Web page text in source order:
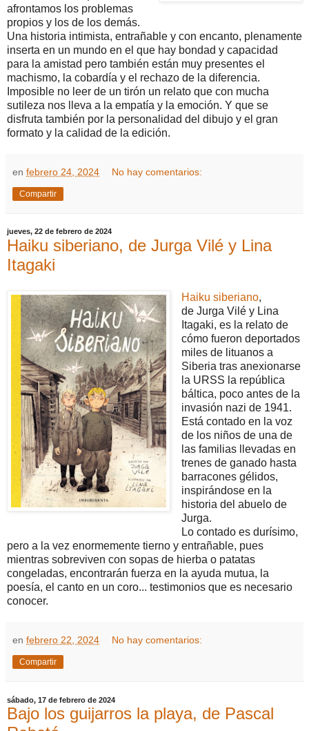
afrontamos los problemas
propios y los de los demás.
Una historia intimista, entrañable y con encanto, plenamente
inserta en un mundo en el que hay bondad y capacidad
para la amistad pero también están muy presentes el
machismo, la cobardía y el rechazo de la diferencia.
Imposible no leer de un tirón un relato que con mucha
sutileza nos lleva a la empatía y la emoción. Y que se
disfruta también por la personalidad del dibujo y el gran
formato y la calidad de la edición.
en febrero 24, 2024 No hay comentarios:
Compartir
jueves, 22 de febrero de 2024
Haiku siberiano, de Jurga Vilé y Lina
Itagaki
Haiku siberiano,
de Jurga Vilé y Lina
Itagaki, es la relato de
cómo fueron deportados
miles de lituanos a
Siberia tras anexionarse
la URSS la república
báltica, poco antes de la
invasión nazi de 1941.
Está contado en la voz
de los niños de una de
las familias llevadas en
trenes de ganado hasta
barracones gélidos,
inspirándose en la
historia del abuelo de
Jurga.
Lo contado es durísimo,
pero a la vez enormemente tierno y entrañable, pues
mientras sobreviven con sopas de hierba o patatas
congeladas, encontrarán fuerza en la ayuda mutua, la
poesía, el canto en un coro... testimonios que es necesario
conocer.
en febrero 22, 2024 No hay comentarios:
Compartir
sábado, 17 de febrero de 2024
Bajo los guijarros la playa, de Pascal